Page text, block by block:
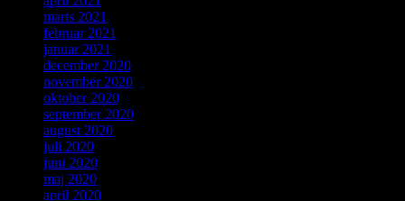
marts 2021
februar 2021
januar 2021
december 2020
november 2020
oktober 2020
september 2020
august 2020
juli 2020
juni 2020
maj 2020
april 2020